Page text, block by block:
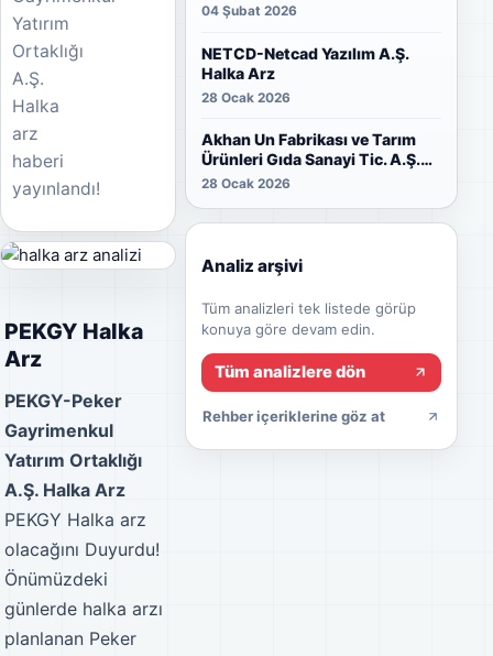
Yatırım
Ortaklığı
A.Ş.
Halka
arz
haberi
yayınlandı!
PEKGY Halka
Arz
PEKGY-Peker
Gayrimenkul
Yatırım Ortaklığı
A.Ş. Halka Arz
PEKGY Halka arz
olacağını Duyurdu!
Önümüzdeki
günlerde halka arzı
planlanan Peker
04 Şubat 2026
NETCD-Netcad Yazılım A.Ş.
Halka Arz
28 Ocak 2026
Akhan Un Fabrikası ve Tarım
Ürünleri Gıda Sanayi Tic. A.Ş.
Halka Arz
28 Ocak 2026
Analiz arşivi
Tüm analizleri tek listede görüp
konuya göre devam edin.
Tüm analizlere dön
Rehber içeriklerine göz at